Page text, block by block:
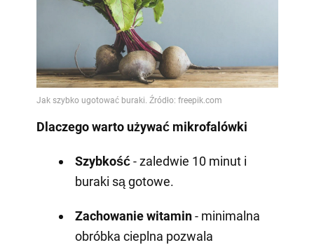
Dlaczego warto używać mikrofalówki
Szybkość- zaledwie 10 minut i
buraki są gotowe.
Zachowanie witamin- minimalna
obróbka cieplna pozwala